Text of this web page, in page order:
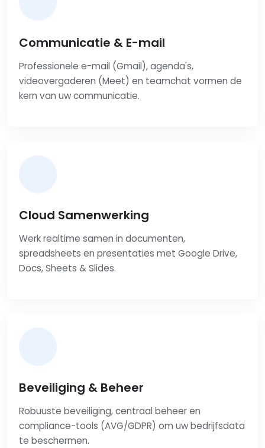
Communicatie & E-mail
Professionele e-mail (Gmail), agenda's,
videovergaderen (Meet) en teamchat vormen de
kern van uw communicatie.
Cloud Samenwerking
Werk realtime samen in documenten,
spreadsheets en presentaties met Google Drive,
Docs, Sheets & Slides.
Beveiliging & Beheer
Robuuste beveiliging, centraal beheer en
compliance-tools (AVG/GDPR) om uw bedrijfsdata
te beschermen.